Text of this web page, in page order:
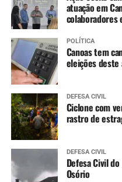
atuação em
colaboradores
POLÍTICA
Canoas tem
eleições deste
DEFESA CIVIL
Ciclone com
rastro de
DEFESA CIVIL
Defesa Civil
Osório